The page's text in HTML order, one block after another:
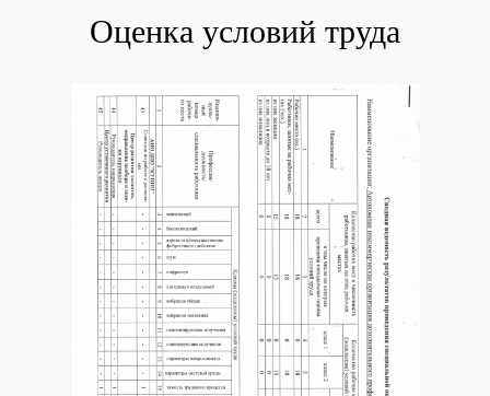
Оценка условий труда